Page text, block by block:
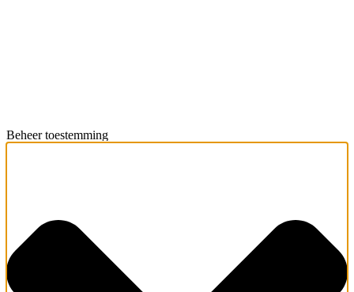
Beheer toestemming